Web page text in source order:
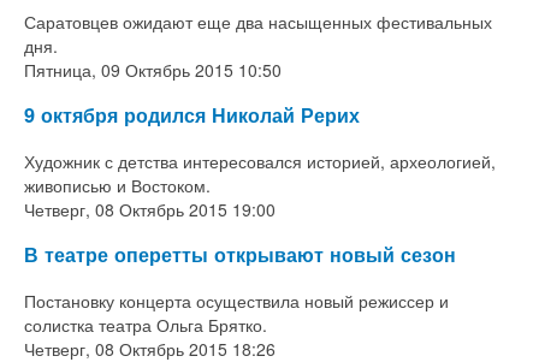
Саратовцев ожидают еще два насыщенных фестивальных
дня.
Пятница, 09 Октябрь 2015 10:50
9 октября родился Николай Рерих
Художник с детства интересовался историей, археологией,
живописью и Востоком.
Четверг, 08 Октябрь 2015 19:00
В театре оперетты открывают новый сезон
Постановку концерта осуществила новый режиссер и
солистка театра Ольга Брятко.
Четверг, 08 Октябрь 2015 18:26